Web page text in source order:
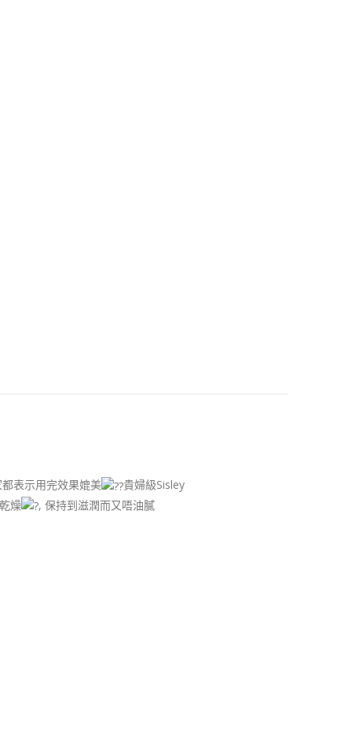
表示用完效果媲美
貴婦級Sisley
燥
, 保持到滋潤而又唔油膩